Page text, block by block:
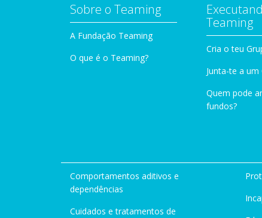
Sobre o Teaming
A Fundação Teaming
O que é o Teaming?
Teaming
Cria o teu
Junta-te a um
Quem pode
fundos?
Comportamentos aditivos e
dependências
Cuidados e tratamentos de